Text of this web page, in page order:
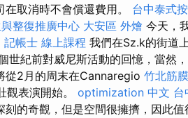
取消時不會償還費用。 台中泰式
整復推廣中心 大安區 外燴 今天，
記帳士 線上課程 我們在Sz.k的街道
世紀前對威尼斯活動的回憶，當然
從2月的周末在Cannaregio 竹北筋
觀表演開始。 optimization 中文 台
刻的奇觀，但是空間很擁擠，因此